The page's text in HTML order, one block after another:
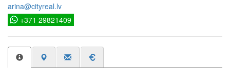
arina@cityreal.lv
+371 29821409